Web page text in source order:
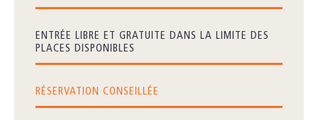
ENTRÉE LIBRE ET GRATUITE DANS LA LIMITE DES
PLACES DISPONIBLES
RÉSERVATION CONSEILLÉE